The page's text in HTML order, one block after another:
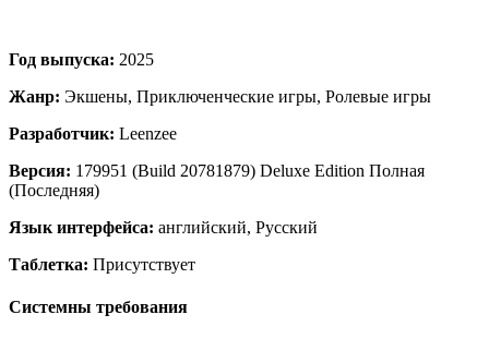
Год выпуска: 2025
Жанр: Экшены, Приключенческие игры, Ролевые игры
Разработчик: Leenzee
Версия: 179951 (Build 20781879) Deluxe Edition Полная
(Последняя)
Язык интерфейса: английский, Русский
Таблетка: Присутствует
Системны требования